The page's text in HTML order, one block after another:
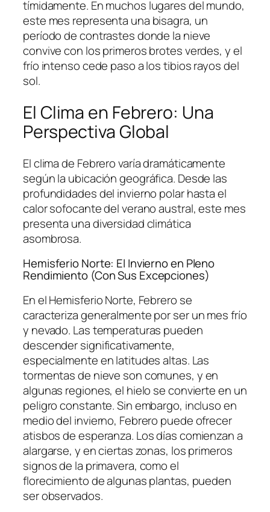
tímidamente. En muchos lugares del mundo,
este mes representa una bisagra, un
período de contrastes donde la nieve
convive con los primeros brotes verdes, y el
frío intenso cede paso a los tibios rayos del
sol.
El Clima en Febrero: Una
Perspectiva Global
El clima de Febrero varía dramáticamente
según la ubicación geográfica. Desde las
profundidades del invierno polar hasta el
calor sofocante del verano austral, este mes
presenta una diversidad climática
asombrosa.
Hemisferio Norte: El Invierno en Pleno
Rendimiento (Con Sus Excepciones)
En el Hemisferio Norte, Febrero se
caracteriza generalmente por ser un mes frío
y nevado. Las temperaturas pueden
descender significativamente,
especialmente en latitudes altas. Las
tormentas de nieve son comunes, y en
algunas regiones, el hielo se convierte en un
peligro constante. Sin embargo, incluso en
medio del invierno, Febrero puede ofrecer
atisbos de esperanza. Los días comienzan a
alargarse, y en ciertas zonas, los primeros
signos de la primavera, como el
florecimiento de algunas plantas, pueden
ser observados.